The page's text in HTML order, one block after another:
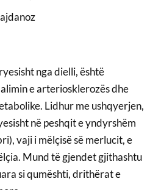
nga dielli, është
e arteriosklerozës dhe
Lidhur me ushqyerjen,
në peshqit e yndyrshëm
vaji i mëlçisë së merlucit, e
Mund të gjendet gjithashtu
si qumështi, drithërat e